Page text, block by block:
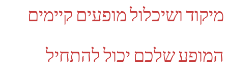
מיקוד ושיכלול מופעים קיימים
המופע שלכם יכול להתחיל